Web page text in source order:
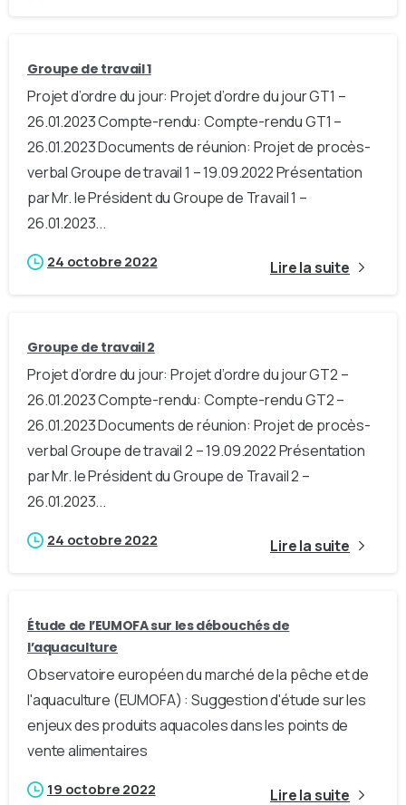
Groupe de travail 1
Projet d’ordre du jour: Projet d’ordre du jour GT1 –
26.01.2023 Compte-rendu: Compte-rendu GT1 –
26.01.2023 Documents de réunion: Projet de procès-
verbal Groupe de travail 1 – 19.09.2022 Présentation
par Mr. le Président du Groupe de Travail 1 –
26.01.2023...
24 octobre 2022 Lire la suite
Groupe de travail 2
Projet d’ordre du jour: Projet d’ordre du jour GT2 –
26.01.2023 Compte-rendu: Compte-rendu GT2 –
26.01.2023 Documents de réunion: Projet de procès-
verbal Groupe de travail 2 – 19.09.2022 Présentation
par Mr. le Président du Groupe de Travail 2 –
26.01.2023...
24 octobre 2022 Lire la suite
Étude de l’EUMOFA sur les débouchés de
l’aquaculture
Observatoire européen du marché de la pêche et de
l'aquaculture (EUMOFA) : Suggestion d'étude sur les
enjeux des produits aquacoles dans les points de
vente alimentaires
19 octobre 2022 Lire la suite